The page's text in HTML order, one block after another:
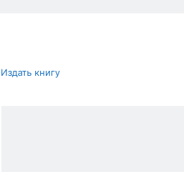
Издать книгу